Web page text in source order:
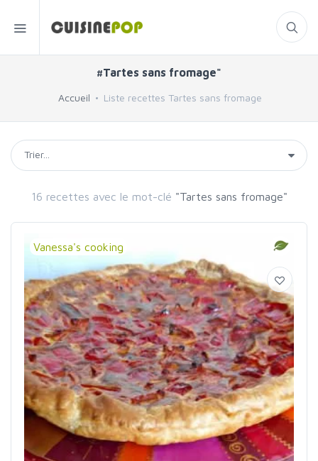
#Tartes sans fromage"
Accueil Liste recettes Tartes sans fromage
16 recettes avec le mot-clé "Tartes sans fromage"
Vanessa's cooking